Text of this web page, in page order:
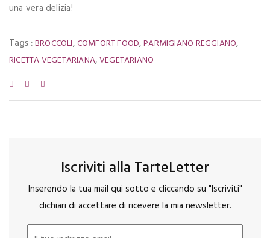
una vera delizia!
Tags :BROCCOLI,COMFORT FOOD,PARMIGIANO REGGIANO,
RICETTA VEGETARIANA,VEGETARIANO
Iscriviti alla TarteLetter
Inserendo la tua mail qui sotto e cliccando su "Iscriviti"
dichiari di accettare di ricevere la mia newsletter.